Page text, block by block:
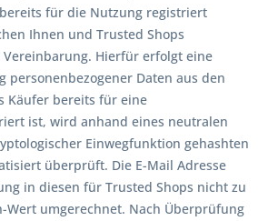
für die Nutzung registriert
Ihnen und Trusted Shops
Hierfür erfolgt eine
personenbezogener Daten aus den
Käufer bereits für eine
ist, wird anhand eines neutralen
Einwegfunktion gehashten
überprüft. Die E-Mail Adresse
in diesen für Trusted Shops nicht zu
Wert umgerechnet. Nach Überprüfung